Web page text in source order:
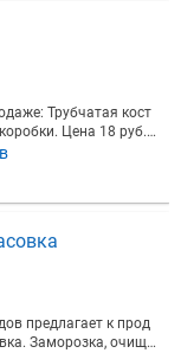
Трубчатая кост
Цена 18 руб.
от 10 тонн. Са
предлагает к прод
Заморозка, очище